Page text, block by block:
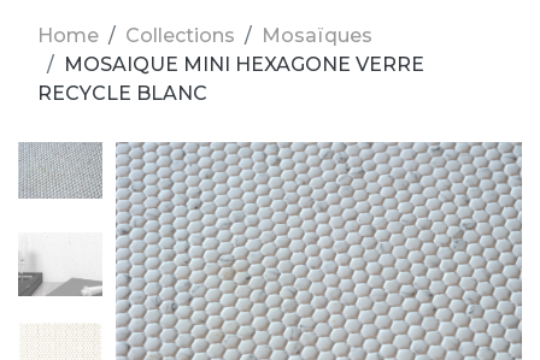
Home Collections
Mosaïques
MOSAIQUE MINI HEXAGONE VERRE
RECYCLE BLANC